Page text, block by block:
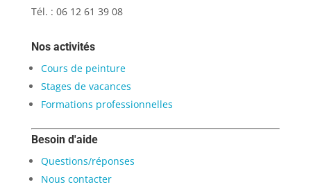
Tél. : 06 12 61 39 08
Nos activités
Cours de peinture
Stages de vacances
Formations professionnelles
Besoin d'aide
Questions/réponses
Nous contacter